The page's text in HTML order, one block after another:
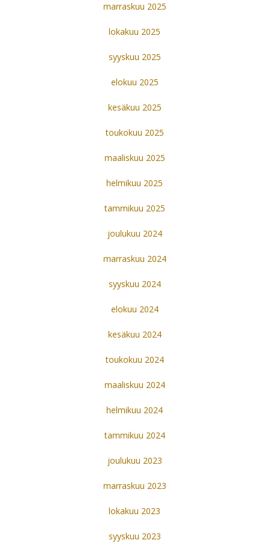
marraskuu 2025
lokakuu 2025
syyskuu 2025
elokuu 2025
kesäkuu 2025
toukokuu 2025
maaliskuu 2025
helmikuu 2025
tammikuu 2025
joulukuu 2024
marraskuu 2024
syyskuu 2024
elokuu 2024
kesäkuu 2024
toukokuu 2024
maaliskuu 2024
helmikuu 2024
tammikuu 2024
joulukuu 2023
marraskuu 2023
lokakuu 2023
syyskuu 2023